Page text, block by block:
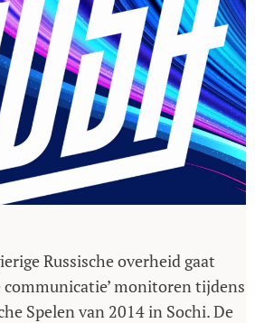
Russische overheid gaat
communicatie’ monitoren tijdens
Spelen van 2014 in Sochi. De